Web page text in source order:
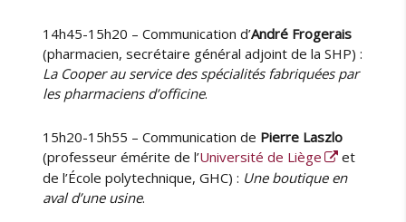
14h45-15h20 – Communication d’André Frogerais
(pharmacien, secrétaire général adjoint de la SHP) :
La Cooper au service des spécialités fabriquées par
les pharmaciens d’officine.
15h20-15h55 – Communication de Pierre Laszlo
(professeur émérite de l’Université de Liège
et
de l’École polytechnique, GHC) : Une boutique en
aval d’une usine.